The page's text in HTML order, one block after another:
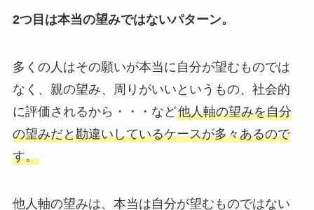
2つ目は本当の望みではないパターン。
多くの人はその願いが本当に自分が望むものでは
なく、親の望み、周りがいいというもの、社会的
に評価されるから・・・など他人軸の望みを自分
の望みだと勘違いしているケースが多々あるので
す。
他人軸の望みは、本当は自分が望むものではない